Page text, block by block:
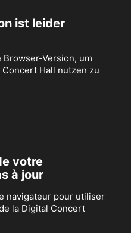
ist leider
Version, um
Hall nutzen zu
votre
à jour
navigateur pour utiliser
la Digital Concert